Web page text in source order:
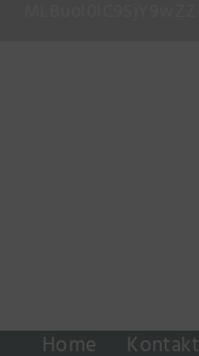
Home Kontakt